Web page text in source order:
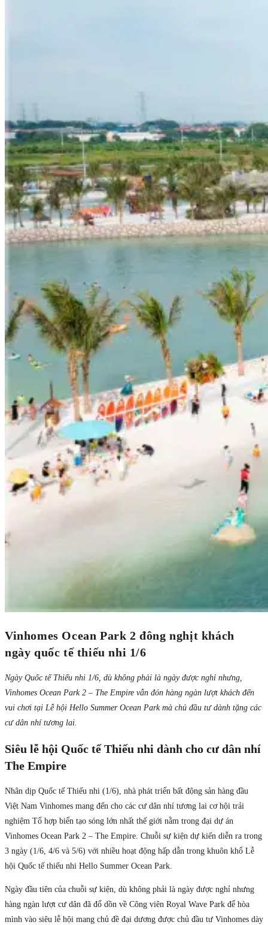
Vinhomes Ocean Park 2 đông nghịt khách
ngày quốc tế thiếu nhi 1/6
Ngày Quốc tế Thiếu nhi 1/6, dù không phải là ngày được nghỉ nhưng,
Vinhomes Ocean Park 2 – The Empire vẫn đón hàng ngàn lượt khách đến
vui chơi tại Lễ hội Hello Summer Ocean Park mà chủ đầu tư dành tặng các
cư dân nhí tương lai.
Siêu lễ hội Quốc tế Thiếu nhi dành cho cư dân nhí
The Empire
Nhân dịp Quốc tế Thiếu nhi (1/6), nhà phát triển bất động sản hàng đầu
Việt Nam Vinhomes mang đến cho các cư dân nhí tương lai cơ hội trải
nghiệm Tổ hợp biển tạo sóng lớn nhất thế giới nằm trong đại dự án
Vinhomes Ocean Park 2 – The Empire. Chuỗi sự kiện dự kiến diễn ra trong
3 ngày (1/6, 4/6 và 5/6) với nhiều hoạt động hấp dẫn trong khuôn khổ Lễ
hội Quốc tế thiếu nhi Hello Summer Ocean Park.
Ngày đầu tiên của chuỗi sự kiện, dù không phải là ngày được nghỉ nhưng
hàng ngàn lượt cư dân đã đổ dồn về Công viên Royal Wave Park để hòa
mình vào siêu lễ hội mang chủ đề đại dương được chủ đầu tư Vinhomes dày